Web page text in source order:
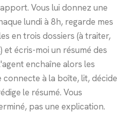
Vous lui donnez une
lundi à 8h, regarde mes
en trois dossiers (à traiter,
écris-moi un résumé des
enchaîne alors les
connecte à la boîte, lit, décide
le résumé. Vous
pas une explication.